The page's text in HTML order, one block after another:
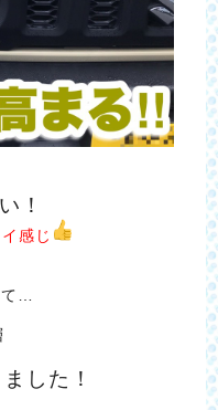
！
感じ
…
した！